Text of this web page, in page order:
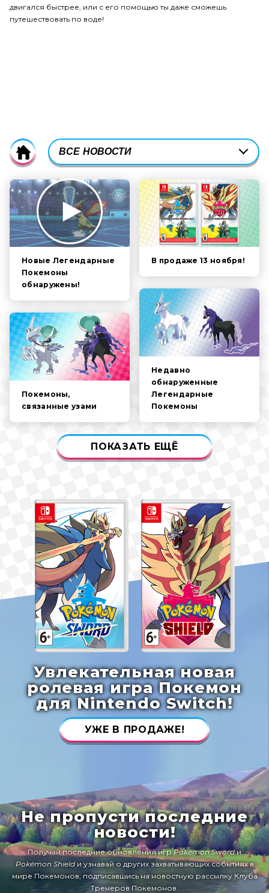
двигался быстрее, или с его помощью ты даже сможешь
путешествовать по воде!
Home
CURRENTLY-
ACTIVE
CATEGORY
FILTER:
ВСЕ НОВОСТИ
ВСЕ НОВОСТИ
СЮЖЕТ
ПОКЕМОНЫ
ПЕРСОНАЖИ
ГЕЙМПЛЕЙ
ВИДЕО
Новые Легендарные
Покемоны
обнаружены!
В продаже 13 ноября!
Недавно
обнаруженные
Легендарные
Покемоны
Покемоны,
связанные узами
ПОКАЗАТЬ ЕЩЁ
Увлекательная новая
ролевая игра Покемон
для Nintendo Switch!
УЖЕ В ПРОДАЖЕ!
Не пропусти последние
новости!
Получай последние обновления игрPokémon Swordи
Pokémon Shieldи узнавай о других захватывающих событиях в
мире Покемонов, подписавшись на новостную рассылку Клуба
Тренеров Покемонов.